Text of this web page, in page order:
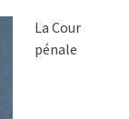
La Cour
pénale